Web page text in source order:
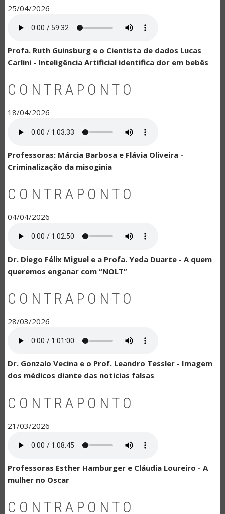
25/04/2026
Profa. Ruth Guinsburg e o Cientista de dados Lucas
Carlini - Inteligência Artificial identifica dor em bebês
CONTRAPONTO
18/04/2026
Professoras: Márcia Barbosa e Flávia Oliveira -
Criminalização da misoginia
CONTRAPONTO
04/04/2026
Dr. Diego Félix Miguel e a Profa. Yeda Duarte - A quem
queremos enganar com “NOLT”
CONTRAPONTO
28/03/2026
Dr. Gonzalo Vecina e o Prof. Leandro Tessler - Imagem
dos médicos diante das noticias falsas
CONTRAPONTO
21/03/2026
Professoras Esther Hamburger e Cláudia Loureiro - A
mulher no Oscar
CONTRAPONTO